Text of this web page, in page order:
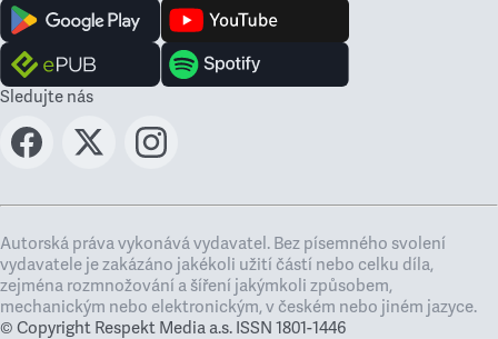
Sledujte nás
Autorská práva vykonává vydavatel. Bez písemného svolení
vydavatele je zakázáno jakékoli užití částí nebo celku díla,
zejména rozmnožování a šíření jakýmkoli způsobem,
mechanickým nebo elektronickým, v českém nebo jiném jazyce.
© Copyright Respekt Media a.s. ISSN 1801-1446